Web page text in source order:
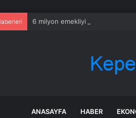
6 milyon emekliyi ilgilendiriyor…
ANASAYFA HABER